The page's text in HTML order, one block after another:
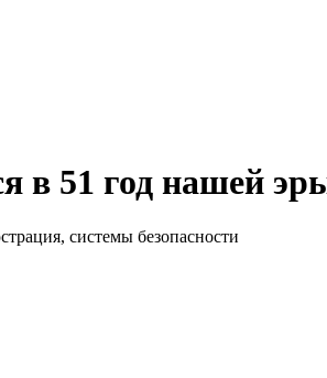
в 51 год нашей